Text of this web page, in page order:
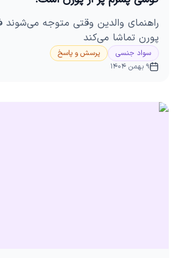
راهنمای والدین وقتی متوجه می‌شوند
پورن تماشا می‌کند
سواد جنسی
پرسش و پاسخ
9 بهمن 1404